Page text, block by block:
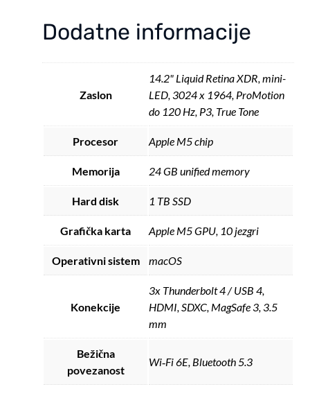
Dodatne informacije
Zaslon
14.2" Liquid Retina XDR, mini-
LED, 3024 x 1964, ProMotion
do 120 Hz, P3, True Tone
Procesor Apple M5 chip
Memorija 24 GB unified memory
Hard disk 1 TB SSD
Grafička karta Apple M5 GPU, 10 jezgri
Operativni sistem macOS
Konekcije
3x Thunderbolt 4 / USB 4,
HDMI, SDXC, MagSafe 3, 3.5
mm
Bežična
povezanost
Wi‑Fi 6E, Bluetooth 5.3